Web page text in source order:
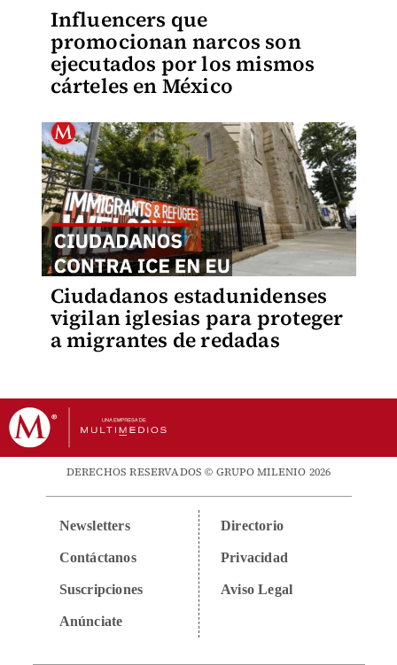
Influencers que
promocionan narcos son
ejecutados por los mismos
cárteles en México
Ciudadanos estadunidenses
vigilan iglesias para proteger
a migrantes de redadas
DERECHOS RESERVADOS © GRUPO MILENIO 2026
Newsletters
Contáctanos
Suscripciones
Anúnciate
Directorio
Privacidad
Aviso Legal